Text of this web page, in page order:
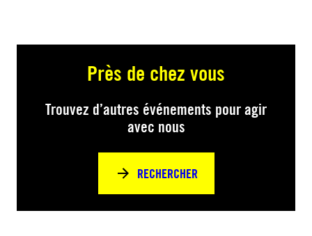
Près de chez vous
Trouvez d’autres événements pour agir
avec nous
RECHERCHER